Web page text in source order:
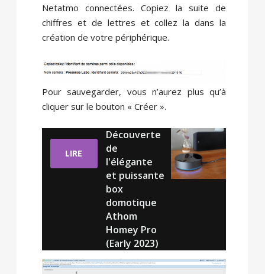
Netatmo connectées. Copiez la suite de
chiffres et de lettres et collez la dans la
création de votre périphérique.
Pour sauvegarder, vous n’aurez plus qu’à
cliquer sur le bouton « Créer ».
LIRE
Découverte
de
l'élégante
et puissante
box
domotique
Athom
Homey Pro
(Early 2023)